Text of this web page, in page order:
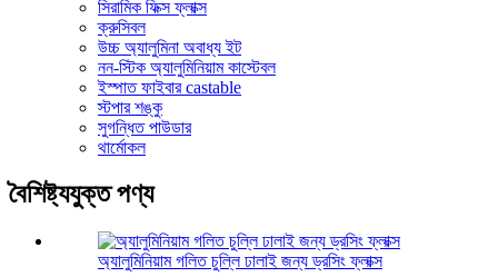
সিরামিক ফিক্স ফ্লাক্স
ক্রুসিবল
উচ্চ অ্যালুমিনা অবাধ্য ইট
নন-স্টিক অ্যালুমিনিয়াম কাস্টেবল
ইস্পাত ফাইবার castable
স্টপার শঙ্কু
সুগন্ধিত পাউডার
থার্মোকল
বৈশিষ্ট্যযুক্ত পণ্য
অ্যালুমিনিয়াম গলিত চুল্লি ঢালাই জন্য ড্রসিং ফ্লাক্স